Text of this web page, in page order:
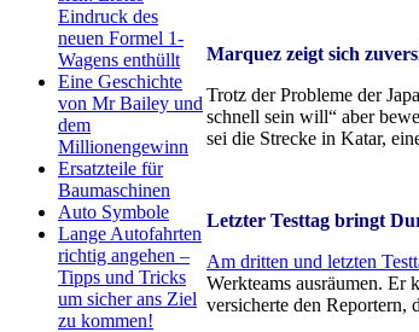
Eindruck des
neuen Formel 1-
Wagens enthüllt
Eine Geschichte
von Mr Bailey und
dem
Millionengewinn
Ersatzteile für
Baumaschinen
Auto Symbole
Lange Autofahrten
richtig angehen –
Tipps und Tricks
um sicher ans Ziel
zu kommen!
Marquez zeigt sich
Trotz der Probleme der
schnell sein will“ aber
sei die Strecke in Katar,
Letzter Testtag bringt
Am dritten und letzten
Werkteams ausräumen. Er
versicherte den Reportern,